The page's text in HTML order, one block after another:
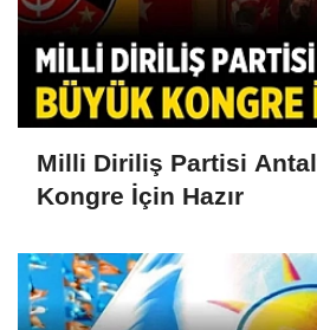
Milli Diriliş Partisi
Kongre İçin Hazır